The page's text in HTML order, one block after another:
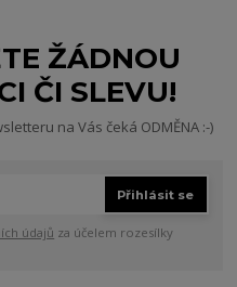
ŽÁDNOU
ČI SLEVU!
na Vás čeká ODMĚNA :-)
Přihlásit se
údajů za účelem rozesílky